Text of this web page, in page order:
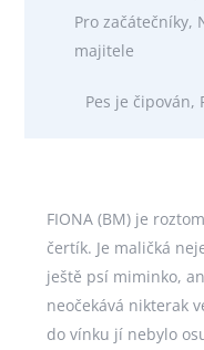
Pro začátečníky,
majitele
Pes je čipován,
FIONA (BM) je
čertík. Je maličká
ještě psí miminko,
neočekává nikterak
do vínku jí nebylo